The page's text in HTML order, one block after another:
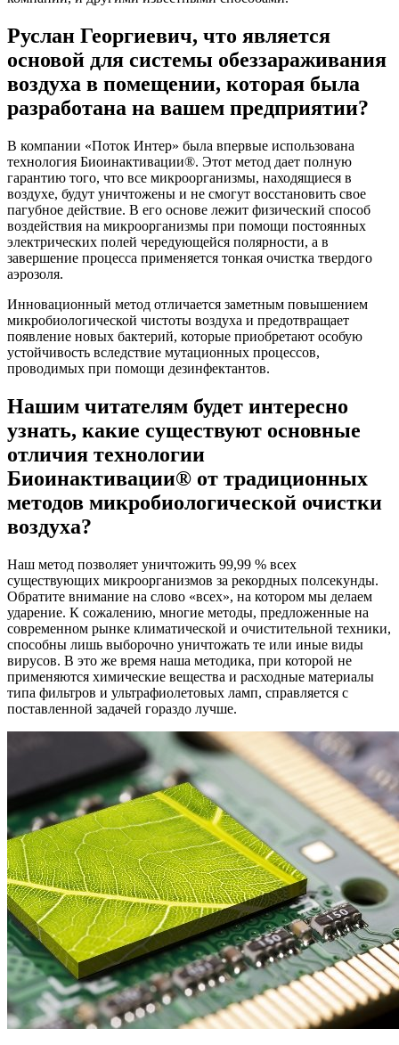
Руслан Георгиевич, что является
основой для системы обеззараживания
воздуха в помещении, которая была
разработана на вашем предприятии?
В компании «Поток Интер» была впервые использована
технология Биоинактивации®. Этот метод дает полную
гарантию того, что все микроорганизмы, находящиеся в
воздухе, будут уничтожены и не смогут восстановить свое
пагубное действие. В его основе лежит физический способ
воздействия на микроорганизмы при помощи постоянных
электрических полей чередующейся полярности, а в
завершение процесса применяется тонкая очистка твердого
аэрозоля.
Инновационный метод отличается заметным повышением
микробиологической чистоты воздуха и предотвращает
появление новых бактерий, которые приобретают особую
устойчивость вследствие мутационных процессов,
проводимых при помощи дезинфектантов.
Нашим читателям будет интересно
узнать, какие существуют основные
отличия технологии
Биоинактивации® от традиционных
методов микробиологической очистки
воздуха?
Наш метод позволяет уничтожить 99,99 % всех
существующих микроорганизмов за рекордных полсекунды.
Обратите внимание на слово «всех», на котором мы делаем
ударение. К сожалению, многие методы, предложенные на
современном рынке климатической и очистительной техники,
способны лишь выборочно уничтожать те или иные виды
вирусов. В это же время наша методика, при которой не
применяются химические вещества и расходные материалы
типа фильтров и ультрафиолетовых ламп, справляется с
поставленной задачей гораздо лучше.